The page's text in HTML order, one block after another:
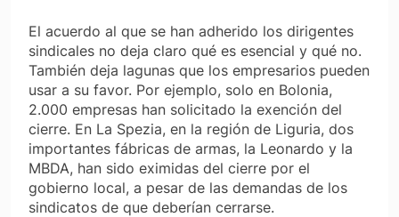
El acuerdo al que se han adherido los dirigentes
sindicales no deja claro qué es esencial y qué no.
También deja lagunas que los empresarios pueden
usar a su favor. Por ejemplo, solo en Bolonia,
2.000 empresas han solicitado la exención del
cierre. En La Spezia, en la región de Liguria, dos
importantes fábricas de armas, la Leonardo y la
MBDA, han sido eximidas del cierre por el
gobierno local, a pesar de las demandas de los
sindicatos de que deberían cerrarse.